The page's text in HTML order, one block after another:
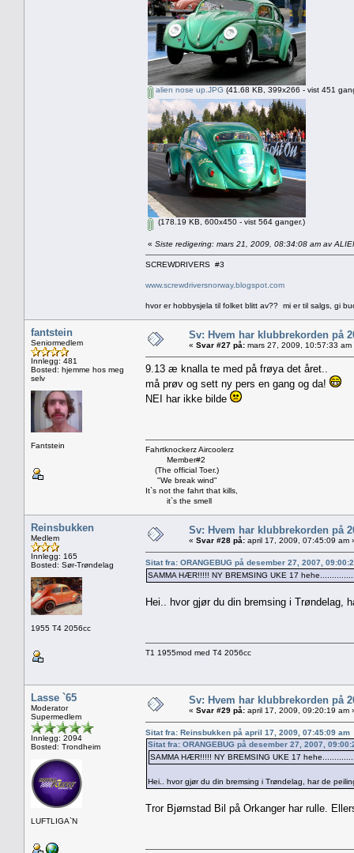
alien nose up.JPG (41.68 KB, 399x266 - vist 451
(178.19 KB, 600x450 - vist 564 ganger.)
« Siste redigering: mars 21, 2009, 08:34:08 am av
SCREWDRIVERS #3
www.screwdriversnorway.blogspot.com
hvor er hobbysjela til folket blitt av?? mi er til salgs, gi
fantstein
Seniormedlem
Innlegg: 481
Bosted: hjemme hos meg
selv
Fantstein
Sv: Hvem har klubbrekorden på
« Svar #27 på: mars 27, 2009, 10:57:33 am
9.13 æ knalla te med på frøya det året..
må prøv og sett ny pers en gang og da!
NEI har ikke bilde
Fahrtknockerz Aircoolerz
Member#2
(The official Toer.)
"We break wind"
It`s not the fahrt that kills,
it`s the smell
Reinsbukken
Medlem
Innlegg: 165
Bosted: Sør-Trøndelag
1955 T4 2056cc
Sv: Hvem har klubbrekorden på
« Svar #28 på: april 17, 2009, 07:45:09 am
Sitat fra: ORANGEBUG på desember 27, 2007,
SAMMA HÆR!!!!! NY BREMSING UKE 17
Hei.. hvor gjør du din bremsing i Trøndelag,
T1 1955mod med T4 2056cc
Lasse `65
Moderator
Supermedlem
Innlegg: 2094
Bosted: Trondheim
LUFTLIGA`N
Sv: Hvem har klubbrekorden på
« Svar #29 på: april 17, 2009, 09:20:19 am
Sitat fra: Reinsbukken på april 17, 2009, 07:45:09 am
Sitat fra: ORANGEBUG på desember 27, 2007,
SAMMA HÆR!!!!! NY BREMSING UKE 17
Hei.. hvor gjør du din bremsing i Trøndelag, har de
Tror Bjørnstad Bil på Orkanger har rulle.